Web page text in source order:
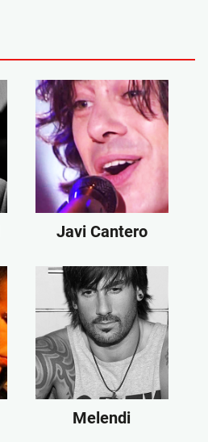
Javi Cantero
Melendi